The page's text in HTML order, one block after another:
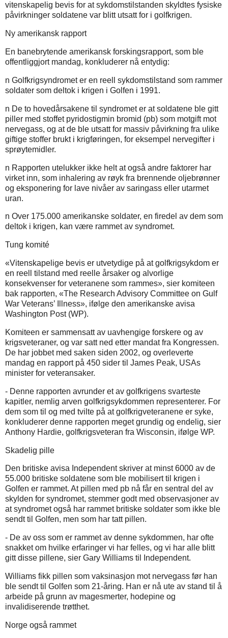
vitenskapelig bevis for at sykdomstilstanden skyldtes fysiske
påvirkninger soldatene var blitt utsatt for i golfkrigen.
Ny amerikansk rapport
En banebrytende amerikansk forskingsrapport, som ble
offentliggjort mandag, konkluderer nå entydig:
n Golfkrigsyndromet er en reell sykdomstilstand som rammer
soldater som deltok i krigen i Golfen i 1991.
n De to hovedårsakene til syndromet er at soldatene ble gitt
piller med stoffet pyridostigmin bromid (pb) som motgift mot
nervegass, og at de ble utsatt for massiv påvirkning fra ulike
giftige stoffer brukt i krigføringen, for eksempel nervegifter i
sprøytemidler.
n Rapporten utelukker ikke helt at også andre faktorer har
virket inn, som inhalering av røyk fra brennende oljebrønner
og eksponering for lave nivåer av saringass eller utarmet
uran.
n Over 175.000 amerikanske soldater, en firedel av dem som
deltok i krigen, kan være rammet av syndromet.
Tung komité
«Vitenskapelige bevis er utvetydige på at golfkrigsykdom er
en reell tilstand med reelle årsaker og alvorlige
konsekvenser for veteranene som rammes», sier komiteen
bak rapporten, «The Research Advisory Committee on Gulf
War Veterans’ Illness», ifølge den amerikanske avisa
Washington Post (WP).
Komiteen er sammensatt av uavhengige forskere og av
krigsveteraner, og var satt ned etter mandat fra Kongressen.
De har jobbet med saken siden 2002, og overleverte
mandag en rapport på 450 sider til James Peak, USAs
minister for veteransaker.
- Denne rapporten avrunder et av golfkrigens svarteste
kapitler, nemlig arven golfkrigsykdommen representerer. For
dem som til og med tvilte på at golfkrigveteranene er syke,
konkluderer denne rapporten meget grundig og endelig, sier
Anthony Hardie, golfkrigsveteran fra Wisconsin, ifølge WP.
Skadelig pille
Den britiske avisa Independent skriver at minst 6000 av de
55.000 britiske soldatene som ble mobilisert til krigen i
Golfen er rammet. At pillen med pb nå får en sentral del av
skylden for syndromet, stemmer godt med observasjoner av
at syndromet også har rammet britiske soldater som ikke ble
sendt til Golfen, men som har tatt pillen.
- De av oss som er rammet av denne sykdommen, har ofte
snakket om hvilke erfaringer vi har felles, og vi har alle blitt
gitt disse pillene, sier Gary Williams til Independent.
Williams fikk pillen som vaksinasjon mot nervegass før han
ble sendt til Golfen som 21-åring. Han er nå ute av stand til å
arbeide på grunn av magesmerter, hodepine og
invalidiserende trøtthet.
Norge også rammet